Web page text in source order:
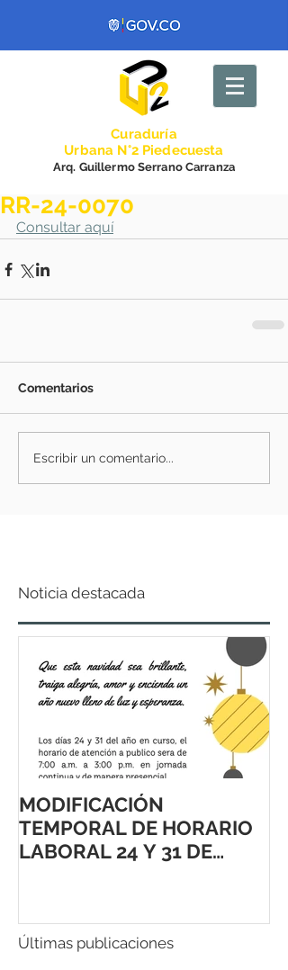
Curaduría
Urbana N°2 Piedecuesta
Arq. Guillermo Serrano Carranza
RR-24-0070
Consultar aquí
Comentarios
Escribir un comentario...
Noticia destacada
MODIFICACIÓN
TEMPORAL DE HORARIO
LABORAL 24 Y 31 DE
Últimas publicaciones